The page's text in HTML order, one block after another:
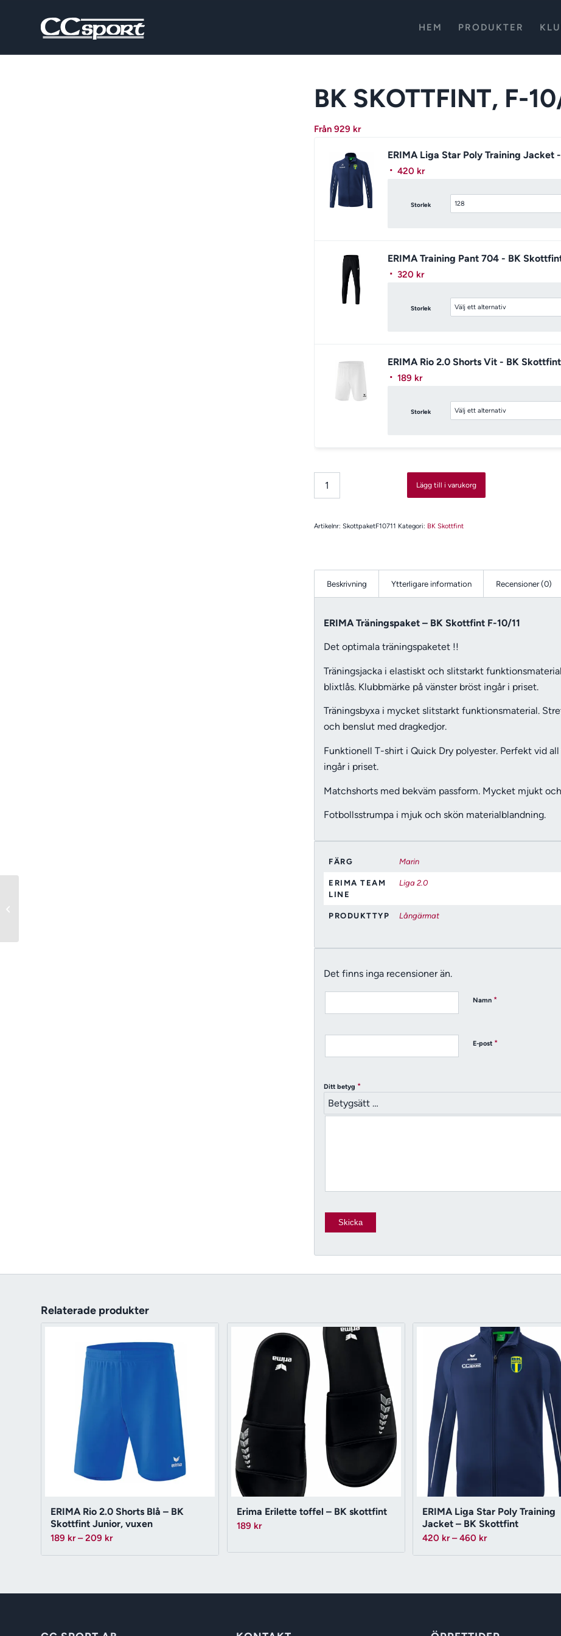
HEM PRODUKTER
BK SKOTTFINT, F-
Från929 kr
ERIMA Liga Star Poly Training Jacket
420 kr
Storlek
ERIMA Training Pant 704 - BK
320 kr
Storlek
ERIMA Rio 2.0 Shorts Vit - BK Skottfint
189 kr
Storlek
Lägg till i varukorg
Artikelnr:SkottpaketF10711 Kategori: BK Skottfint
Beskrivning Ytterligare information Recensioner (0)
ERIMA Träningspaket – BK Skottfint F-10/11
Det optimala träningspaketet !!
Träningsjacka i elastiskt och slitstarkt
blixtlås. Klubbmärke på vänster bröst ingår i priset.
Träningsbyxa i mycket slitstarkt funktionsmaterial.
och benslut med dragkedjor.
Funktionell T-shirt i Quick Dry polyester. Perfekt vid
ingår i priset.
Matchshorts med bekväm passform. Mycket mjukt
Fotbollsstrumpa i mjuk och skön materialblandning.
FÄRG Marin
ERIMA TEAM
LINE
Liga 2.0
PRODUKTTYP Långärmat
Det finns inga recensioner än.
Namn *
E-post *
Ditt betyg *
Relaterade produkter
ERIMA Rio 2.0 Shorts Blå – BK
Skottfint Junior, vuxen
189 kr – 209 krPrisintervall:
Erima Erilette toffel – BK skottfint
189 kr
ERIMA Liga Star Poly Training
Jacket – BK Skottfint
420 kr – 460 krPrisintervall: